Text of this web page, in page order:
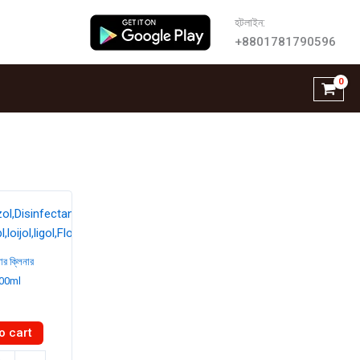
হটলাইন:
+8801781790596
ক্লিনার
cart